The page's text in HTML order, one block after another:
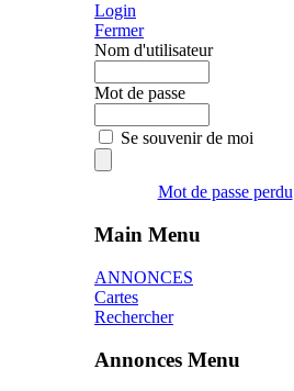
Login
Fermer
Nom d'utilisateur
Mot de passe
Se souvenir de moi
Mot de passe perdu
Main Menu
ANNONCES
Cartes
Rechercher
Annonces Menu